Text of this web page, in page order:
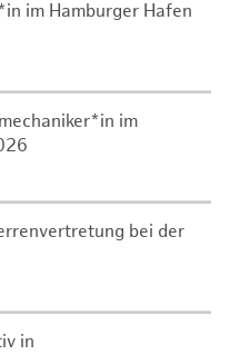
im Hamburger Hafen
im
bei der
in